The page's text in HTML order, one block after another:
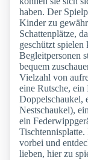
haben. Der
Kinder zu
Schattenplätze,
geschützt
Begleitpersonen
bequem
Vielzahl von
eine Rutsche,
Doppelschaukel,
Nestschaukel),
ein
vorbei und
lieben, hier zu